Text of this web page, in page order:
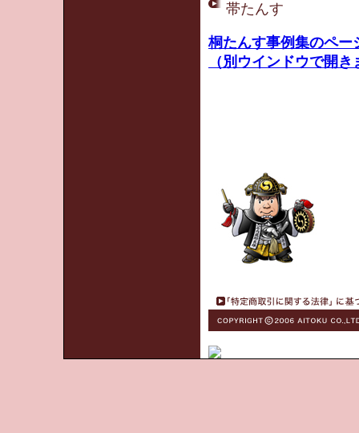
帯たんす
桐たんす事例集のペー
（別ウインドウで開き